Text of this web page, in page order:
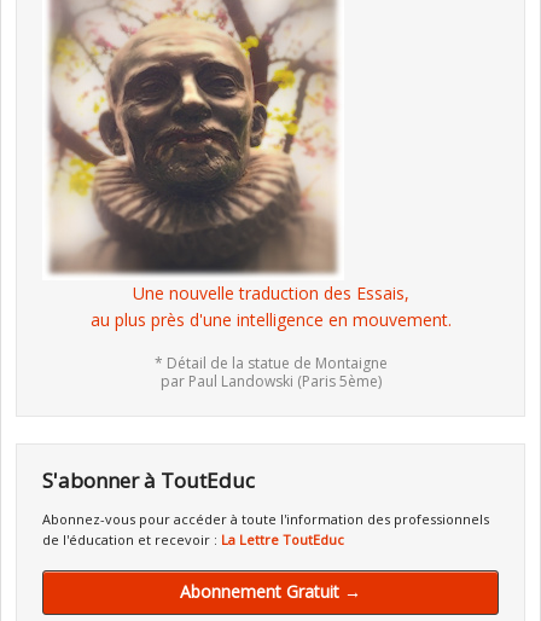
Une nouvelle traduction des Essais,
au plus près d'une intelligence en mouvement.
* Détail de la statue de Montaigne
par Paul Landowski (Paris 5ème)
S'abonner à ToutEduc
Abonnez-vous pour accéder à toute l'information des professionnels
de l'éducation et recevoir : La Lettre ToutEduc
Abonnement Gratuit →